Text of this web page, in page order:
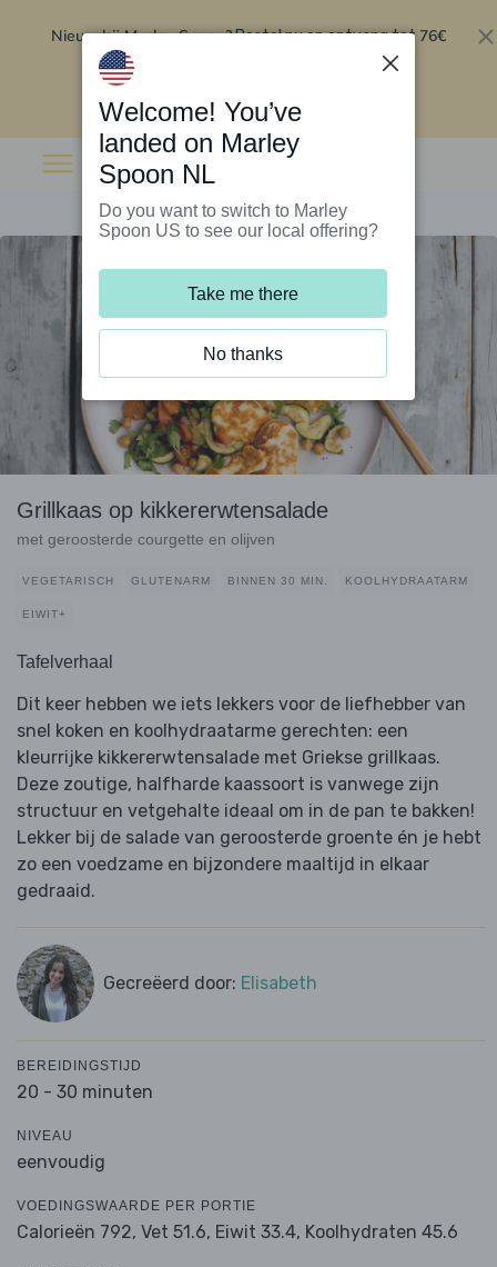
Nieuw bij Marley Spoon?Bestel nu en ontvang tot 76€
Grillkaas op kikkererwtensalade
met geroosterde courgette en olijven
VEGETARISCH GLUTENARM BINNEN 30 MIN. KOOLHYDRAATARM
EIWIT+
Tafelverhaal
Dit keer hebben we iets lekkers voor de liefhebber van
snel koken en koolhydraatarme gerechten: een
kleurrijke kikkererwtensalade met Griekse grillkaas.
Deze zoutige, halfharde kaassoort is vanwege zijn
structuur en vetgehalte ideaal om in de pan te bakken!
Lekker bij de salade van geroosterde groente én je hebt
zo een voedzame en bijzondere maaltijd in elkaar
gedraaid.
Gecreëerd door: Elisabeth
BEREIDINGSTIJD
20 - 30 minuten
NIVEAU
eenvoudig
VOEDINGSWAARDE PER PORTIE
Calorieën 792, Vet 51.6, Eiwit 33.4, Koolhydraten 45.6
Welcome! You’ve
landed on Marley
Spoon NL
Do you want to switch to Marley
Spoon US to see our local offering?
Take me there
No thanks